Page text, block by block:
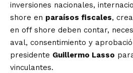
inversiones nacionales,
shore en paraísos fiscales,
en off shore deben contar,
aval, consentimiento y
presidente Guillermo Lasso
vinculantes.